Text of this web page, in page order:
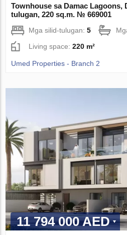
Townhouse sa Damac Lagoons,
tulugan, 220 sq.m. № 669001
Mga silid-tulugan:5
Living space:220 m²
Umed Properties - Branch 2
11 794 000 AED